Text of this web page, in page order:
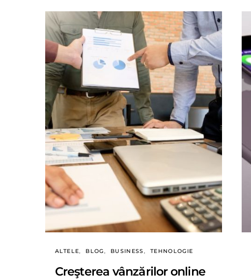
ALTELE BLOG BUSINESS TEHNOLOGIE
Creşterea vânzărilor online